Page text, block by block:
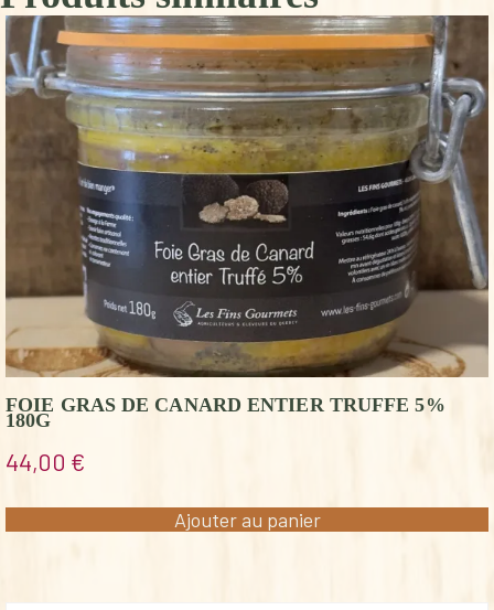
FOIE GRAS DE CANARD ENTIER TRUFFE 5%
180G
44,00 €
Ajouter au panier